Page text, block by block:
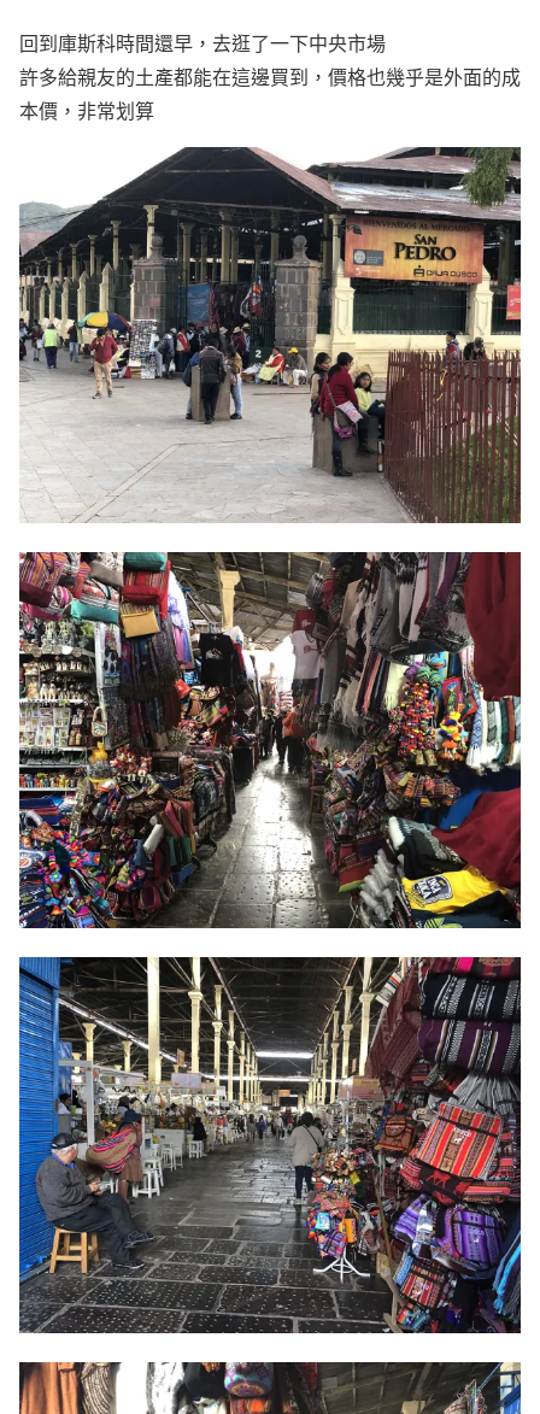
回到庫斯科時間還早，去逛了一下中央市場
許多給親友的土產都能在這邊買到，價格也幾乎是外面的成
本價，非常划算